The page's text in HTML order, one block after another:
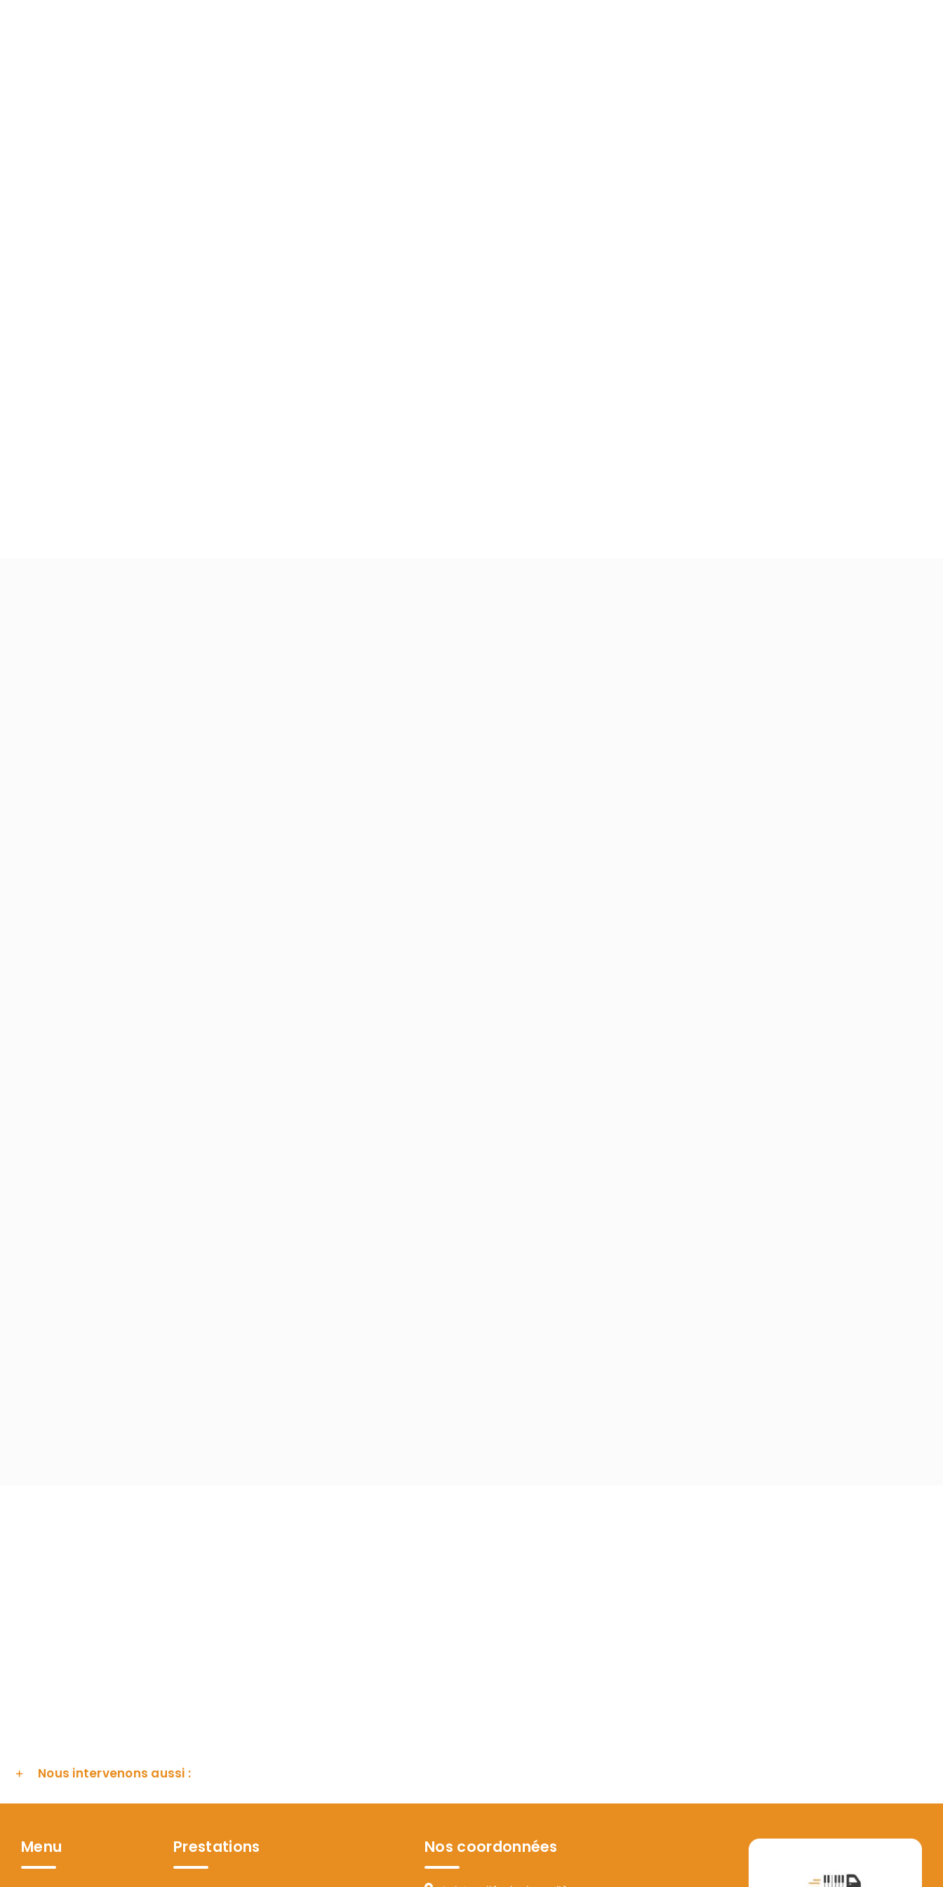
Nous intervenons aussi :
Menu Prestations Nos coordonnées